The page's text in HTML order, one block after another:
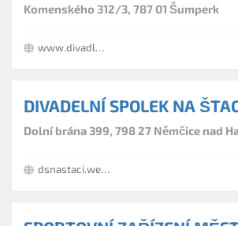
Komenského 312/3, 787 01 Šumperk
www.divadlosumperk.cz
DIVADELNÍ SPOLEK NA
Dolní brána 399, 798 27 Němčice nad
dsnastaci.webnode.cz